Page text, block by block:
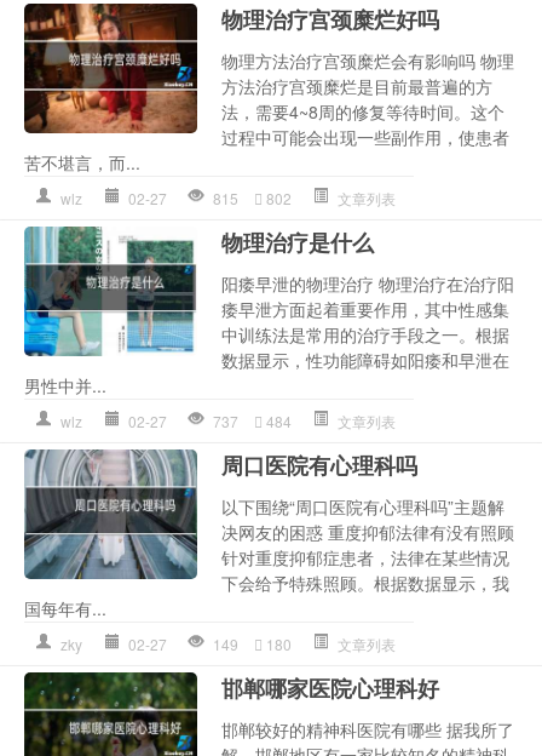
物理治疗宫颈糜烂好吗
物理方法治疗宫颈糜烂会有影响吗 物理
方法治疗宫颈糜烂是目前最普遍的方
法，需要4~8周的修复等待时间。这个
过程中可能会出现一些副作用，使患者
苦不堪言，而...
wlz 02-27 815 802 文章列表
物理治疗是什么
阳痿早泄的物理治疗 物理治疗在治疗阳
痿早泄方面起着重要作用，其中性感集
中训练法是常用的治疗手段之一。根据
数据显示，性功能障碍如阳痿和早泄在
男性中并...
wlz 02-27 737 484 文章列表
周口医院有心理科吗
以下围绕“周口医院有心理科吗”主题解
决网友的困惑 重度抑郁法律有没有照顾
针对重度抑郁症患者，法律在某些情况
下会给予特殊照顾。根据数据显示，我
国每年有...
zky 02-27 149 180 文章列表
邯郸哪家医院心理科好
邯郸较好的精神科医院有哪些 据我所了